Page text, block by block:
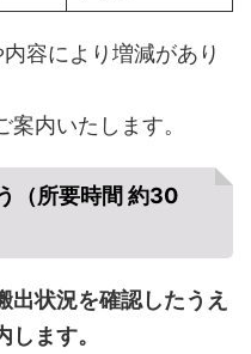
容により増減があり
内いたします。
（所要時間 約30
出状況を確認したうえ
ます。